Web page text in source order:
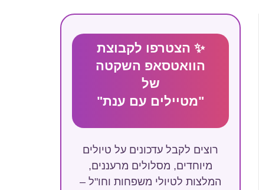
✨ הצטרפו לקבוצת
הוואטסאפ השקטה
של
"מטיילים עם ענת"
רוצים לקבל עדכונים על טיולים
מיוחדים, מסלולים מרעננים,
המלצות לטיולי משפחות וחו"ל –